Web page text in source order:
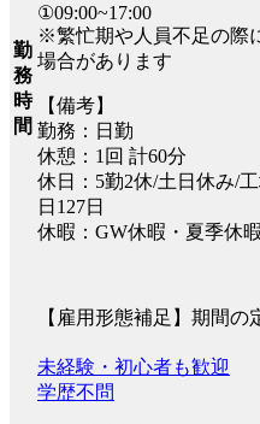
勤
務
時
間
①09:00~17:00
※繁忙期や人員不足の際
場合があります
【備考】
勤務：日勤
休憩：1回 計60分
休日：5勤2休/土日休み/
日127日
休暇：GW休暇・夏季休
【雇用形態補足】期間の
未経験・初心者も歓迎
学歴不問